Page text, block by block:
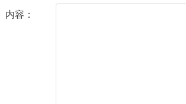
内容：